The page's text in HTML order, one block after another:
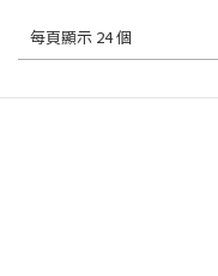
每頁顯示 24 個